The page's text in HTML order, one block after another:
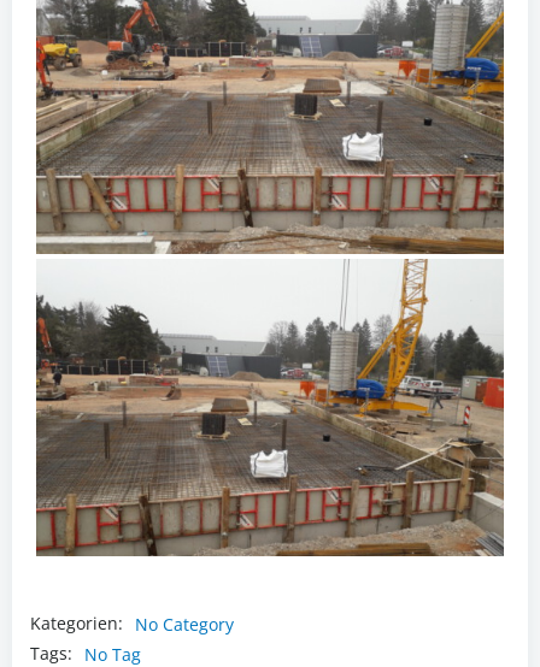
Kategorien:
No Category
Tags:
No Tag